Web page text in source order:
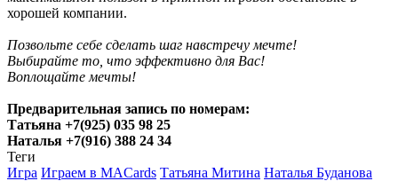
хорошей компании.
Позвольте себе сделать шаг навстречу мечте!
Выбирайте то, что эффективно для Вас!
Воплощайте мечты!
Предварительная запись по номерам:
Татьяна +7(925) 035 98 25
Наталья +7(916) 388 24 34
Теги
Игра Играем в MACards Татьяна Митина Наталья Буданова